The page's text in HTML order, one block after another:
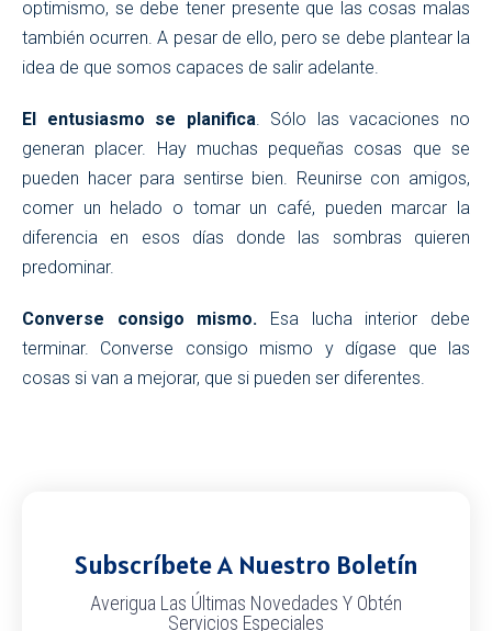
optimismo, se debe tener presente que las cosas malas
también ocurren. A pesar de ello, pero se debe plantear la
idea de que somos capaces de salir adelante.
El entusiasmo se planifica . Sólo las vacaciones no
generan placer. Hay muchas pequeñas cosas que se
pueden hacer para sentirse bien. Reunirse con amigos,
comer un helado o tomar un café, pueden marcar la
diferencia en esos días donde las sombras quieren
predominar.
Converse consigo mismo. Esa lucha interior debe
terminar. Converse consigo mismo y dígase que las
cosas si van a mejorar, que si pueden ser diferentes.
Subscríbete A Nuestro Boletín
Averigua Las Últimas Novedades Y Obtén
Servicios Especiales